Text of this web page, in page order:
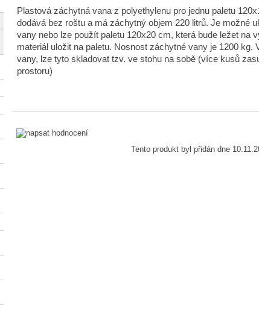
Plastová záchytná vana z polyethylenu pro jednu paletu
dodává bez roštu a má záchytný objem 220 litrů. Je možné
vany nebo lze použít paletu 120x20 cm, která bude ležet na
materiál uložit na paletu. Nosnost záchytné vany je 1200 kg.
vany, lze tyto skladovat tzv. ve stohu na sobě (více kusů
prostoru)
Tento produkt byl přidán dne